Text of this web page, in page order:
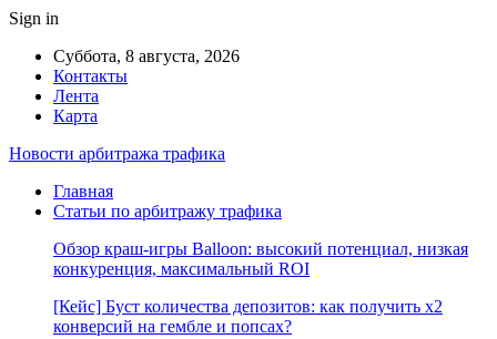
Sign in
Суббота, 8 августа, 2026
Контакты
Лента
Карта
Новости арбитража трафика
Главная
Статьи по арбитражу трафика
Обзор краш-игры Balloon: высокий потенциал, низкая
конкуренция, максимальный ROI
[Кейс] Буст количества депозитов: как получить х2
конверсий на гембле и попсах?